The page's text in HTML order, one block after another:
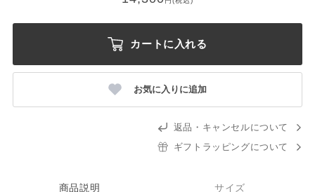
カートに入れる
お気に入りに追加
返品・キャンセルについて
ギフトラッピングについて
商品説明 サイズ